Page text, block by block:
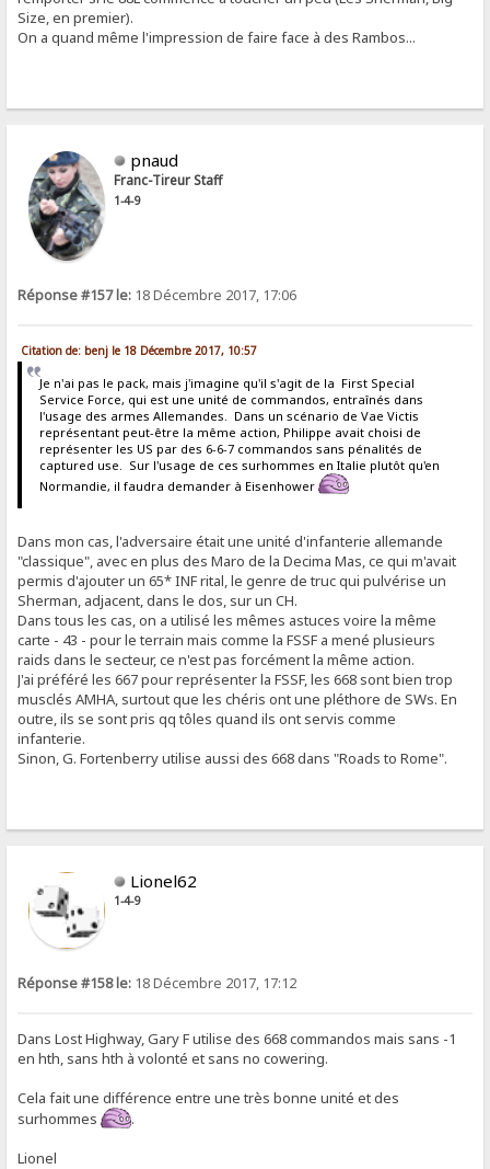
Size, en premier).
On a quand même l'impression de faire face à des Rambos...
pnaud
Franc-Tireur Staff
1-4-9
Réponse #157 le: 18 Décembre 2017, 17:06
Citation de: benj le 18 Décembre 2017, 10:57
Je n'ai pas le pack, mais j'imagine qu'il s'agit de la First Special
Service Force, qui est une unité de commandos, entraînés dans
l'usage des armes Allemandes. Dans un scénario de Vae Victis
représentant peut-être la même action, Philippe avait choisi de
représenter les US par des 6-6-7 commandos sans pénalités de
captured use. Sur l'usage de ces surhommes en Italie plutôt qu'en
Normandie, il faudra demander à Eisenhower
Dans mon cas, l'adversaire était une unité d'infanterie allemande
"classique", avec en plus des Maro de la Decima Mas, ce qui m'avait
permis d'ajouter un 65* INF rital, le genre de truc qui pulvérise un
Sherman, adjacent, dans le dos, sur un CH.
Dans tous les cas, on a utilisé les mêmes astuces voire la même
carte - 43 - pour le terrain mais comme la FSSF a mené plusieurs
raids dans le secteur, ce n'est pas forcément la même action.
J'ai préféré les 667 pour représenter la FSSF, les 668 sont bien trop
musclés AMHA, surtout que les chéris ont une pléthore de SWs. En
outre, ils se sont pris qq tôles quand ils ont servis comme
infanterie.
Sinon, G. Fortenberry utilise aussi des 668 dans "Roads to Rome".
Lionel62
1-4-9
Réponse #158 le: 18 Décembre 2017, 17:12
Dans Lost Highway, Gary F utilise des 668 commandos mais sans -1
en hth, sans hth à volonté et sans no cowering.
Cela fait une différence entre une très bonne unité et des
surhommes
.
Lionel